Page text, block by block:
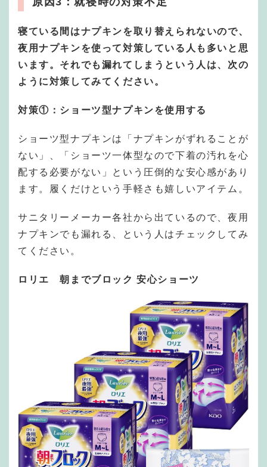
寝ている間はナプキンを取り替えられないので、
夜用ナプキンを使って対策している人も多いと思
います。それでも漏れてしまうという人は、次の
ように対策してみてください。
対策①：ショーツ型ナプキンを使用する
ショーツ型ナプキンは「ナプキンがずれることが
ない」、「ショーツ一体型なので下着の汚れを心
配する必要がない」という圧倒的な安心感があり
ます。履くだけという手軽さも嬉しいアイテム。
サニタリーメーカー各社から出ているので、夜用
ナプキンでも漏れる、という人はチェックしてみ
てください。
ロリエ 朝までブロック 安心ショーツ